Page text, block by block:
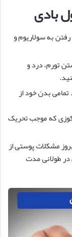
بادی
به سولاریوم و
تورم، درد و
تمامی بدن خود از
که موجب تحریک
مشکلات پوستی از
در طولانی مدت